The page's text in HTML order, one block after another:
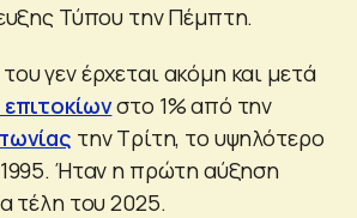
Τύπου την Πέμπτη.
γεν έρχεται ακόμη και μετά
στο 1% από την
την Τρίτη, το υψηλότερο
Ήταν η πρώτη αύξηση
τέλη του 2025.